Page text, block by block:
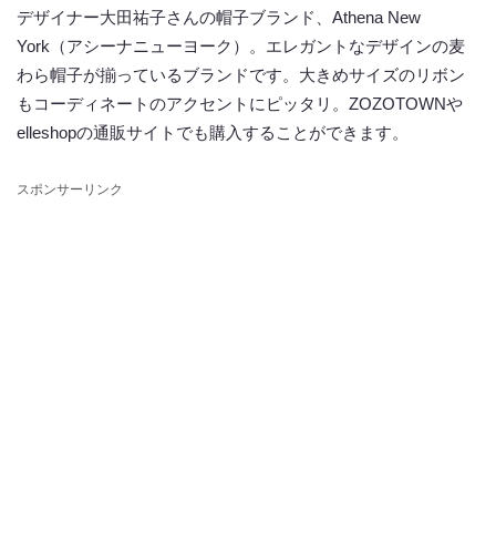
デザイナー大田祐子さんの帽子ブランド、Athena New
York（アシーナニューヨーク）。エレガントなデザインの麦
わら帽子が揃っているブランドです。大きめサイズのリボン
もコーディネートのアクセントにピッタリ。ZOZOTOWNや
elleshopの通販サイトでも購入することができます。
スポンサーリンク